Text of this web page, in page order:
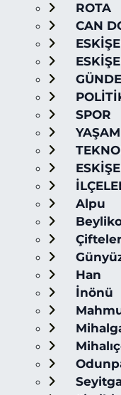
ROTA
CAN
SPOR
YAŞAM
Alpu
Çifteler
Han
İnönü